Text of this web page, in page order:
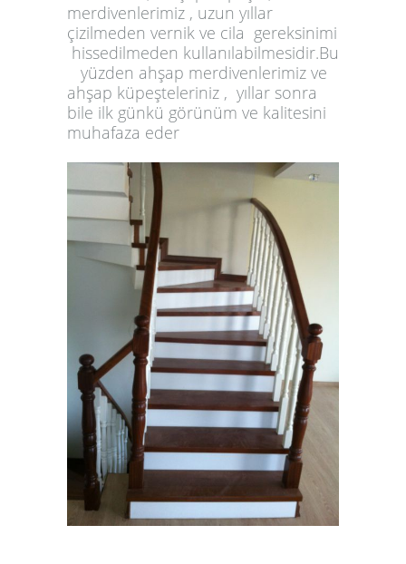
merdivenlerimiz , uzun yıllar
çizilmeden vernik ve cila gereksinimi
hissedilmeden kullanılabilmesidir.Bu
yüzden ahşap merdivenlerimiz ve
ahşap küpeşteleriniz , yıllar sonra
bile ilk günkü görünüm ve kalitesini
muhafaza eder